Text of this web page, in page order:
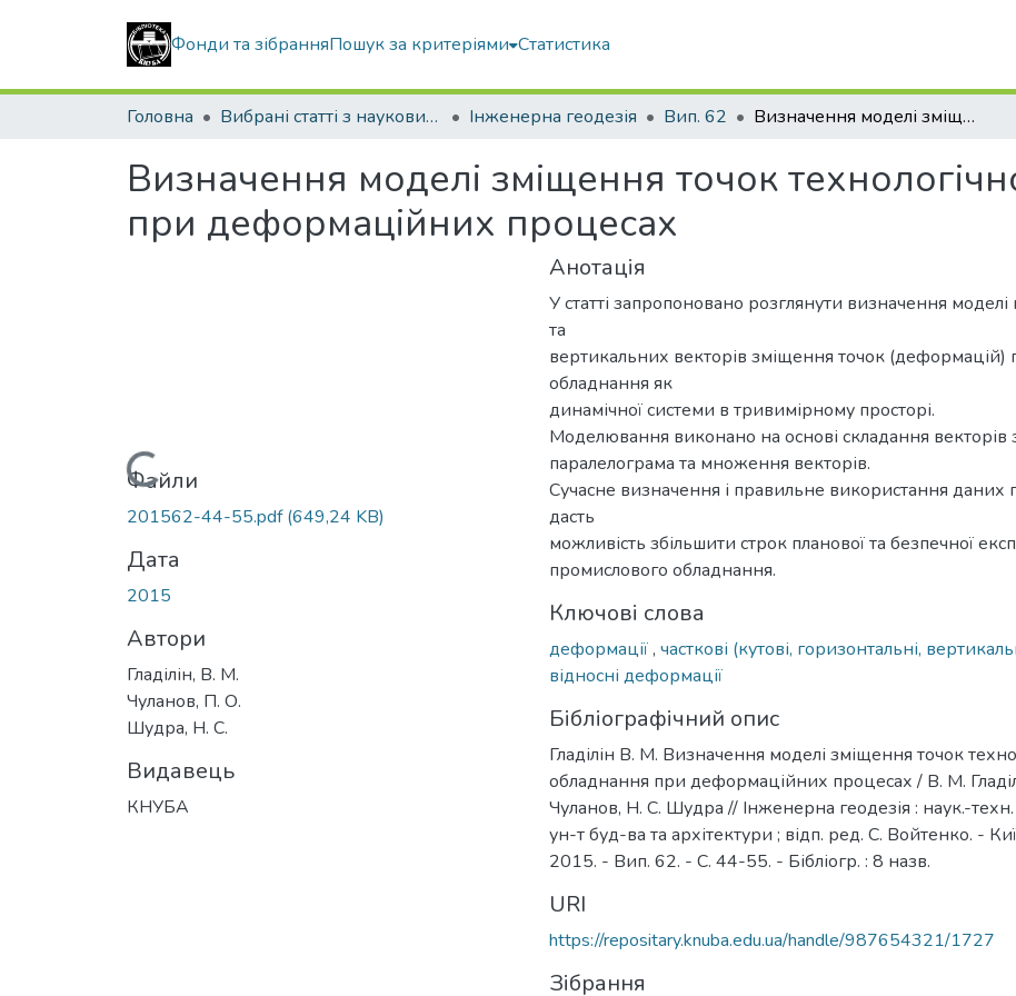
Фонди та зібранняПошук за критеріями Статистика
Головна Вибрані статті з наукових збірників КНУБА Інженерна геодезія Вип. 62 Визначення моделі зміщення точок технологічного обладнання при деформаційних процесах
Визначення моделі зміщення точок
при деформаційних процесах
Вантажиться...
Файли
201562-44-55.pdf(649,24 KB)
Дата
2015
Автори
Гладілін, В. М.
Чуланов, П. О.
Шудра, Н. С.
Видавець
КНУБА
Анотація
У статті запропоновано розглянути визначення
та
вертикальних векторів зміщення точок (деформацій)
обладнання як
динамічної системи в тривимірному просторі.
Моделювання виконано на основі складання векторів
паралелограма та множення векторів.
Сучасне визначення і правильне використання даних
дасть
можливість збільшити строк планової та безпечної
промислового обладнання.
Ключові слова
деформації, часткові (кутові, горизонтальні,
відносні деформації
Бібліографічний опис
Гладілін В. М. Визначення моделі зміщення точок
обладнання при деформаційних процесах / В. М.
Чуланов, Н. С. Шудра // Інженерна геодезія : наук.-
ун-т буд-ва та архітектури ; відп. ред. С. Войтенко. -
2015. - Вип. 62. - С. 44-55. - Бібліогр. : 8 назв.
URI
https://repositary.knuba.edu.ua/handle/987654321/1727
Зібрання